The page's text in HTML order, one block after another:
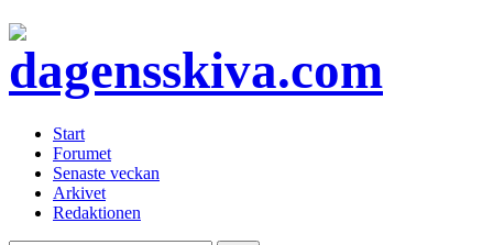
Start
Forumet
Senaste veckan
Arkivet
Redaktionen